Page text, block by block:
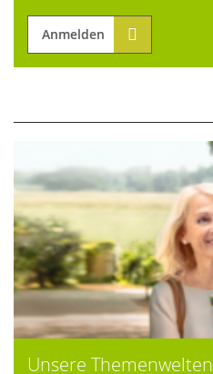
Anmelden
Unsere Themenwelten